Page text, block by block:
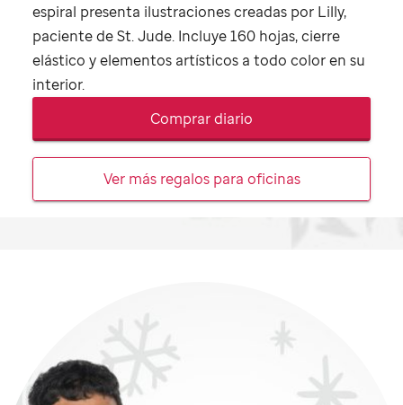
espiral presenta ilustraciones creadas por Lilly,
paciente deSt. Jude. Incluye 160 hojas, cierre
elástico y elementos artísticos a todo color en su
interior.
Comprar diario
Ver más regalos para oficinas